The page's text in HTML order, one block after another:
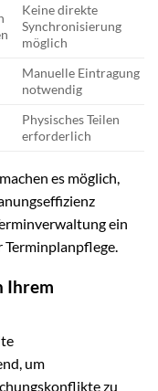
Keine direkte
Synchronisierung
möglich
Manuelle Eintragung
notwendig
Physisches Teilen
erforderlich
es möglich,
ein
Ihrem
um
zu